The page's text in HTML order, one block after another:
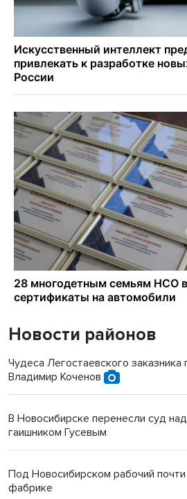
Новости районов
Чудеса Легостаевского заказника
Владимир Коченов
В Новосибирске перенесли суд
гаишником Гусевым
Под Новосибирском рабочий
фабрике